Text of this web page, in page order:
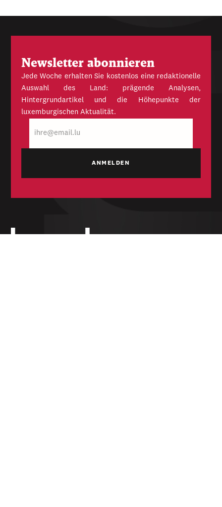
Newsletter abonnieren
Jede Woche erhalten Sie kostenlos eine redaktionelle
Auswahl des Land: prägende Analysen,
Hintergrundartikel und die Höhepunkte der
luxemburgischen Aktualität.
Mail